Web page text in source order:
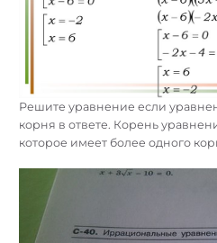
Решите уравнение если
корня в ответе. Корень
которое имеет более одного